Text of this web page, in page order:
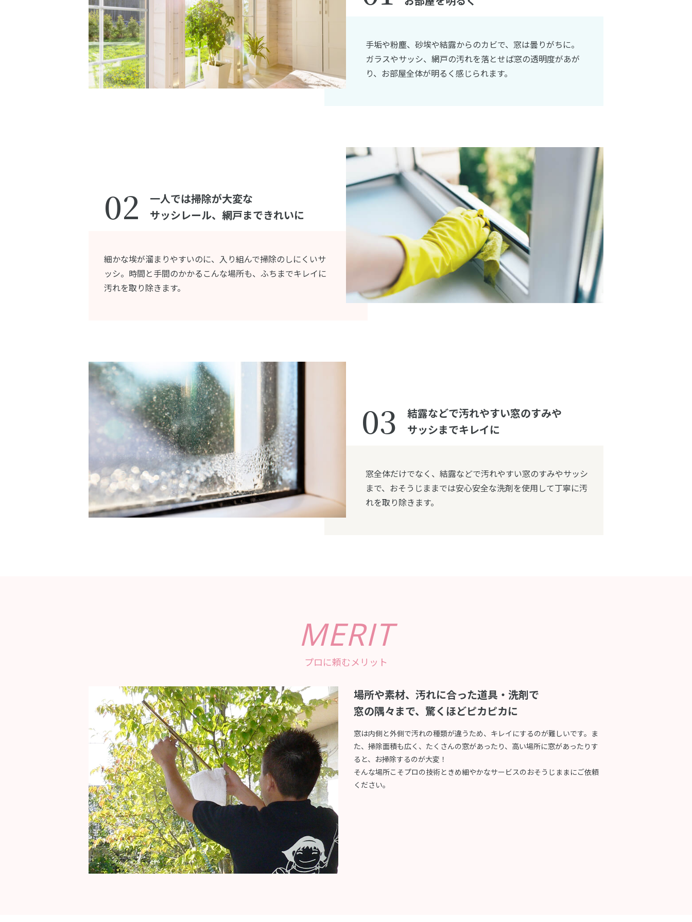
手垢や粉塵、砂埃や結露からのカビで、窓は曇りがちに。
ガラスやサッシ、網戸の汚れを落とせば窓の透明度があが
り、お部屋全体が明るく感じられます。
02
一人では掃除が大変な
サッシレール、網戸まできれいに
細かな埃が溜まりやすいのに、入り組んで掃除のしにくいサ
ッシ。時間と手間のかかるこんな場所も、ふちまでキレイに
汚れを取り除きます。
03
結露などで汚れやすい窓のすみや
サッシまでキレイに
窓全体だけでなく、結露などで汚れやすい窓のすみやサッシ
まで、おそうじままでは安心安全な洗剤を使用して丁寧に汚
れを取り除きます。
MERIT
プロに頼むメリット
場所や素材、汚れに合った道具・洗剤で
窓の隅々まで、驚くほどピカピカに
窓は内側と外側で汚れの種類が違うため、キレイにするのが難しいです。ま
た、掃除面積も広く、たくさんの窓があったり、高い場所に窓があったりす
ると、お掃除するのが大変！
そんな場所こそプロの技術ときめ細やかなサービスのおそうじままにご依頼
ください。